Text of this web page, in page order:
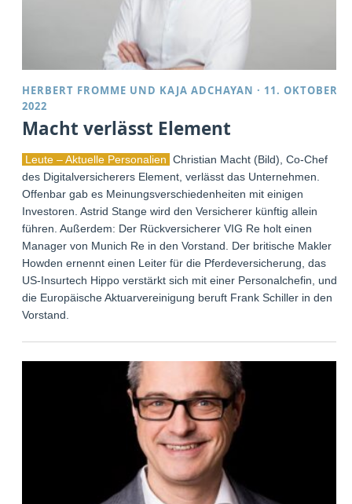
HERBERT FROMME UND KAJA ADCHAYAN · 11. OKTOBER
2022
Macht verlässt Element
Leute – Aktuelle Personalien Christian Macht (Bild), Co-Chef
des Digitalversicherers Element, verlässt das Unternehmen.
Offenbar gab es Meinungsverschiedenheiten mit einigen
Investoren. Astrid Stange wird den Versicherer künftig allein
führen. Außerdem: Der Rückversicherer VIG Re holt einen
Manager von Munich Re in den Vorstand. Der britische Makler
Howden ernennt einen Leiter für die Pferdeversicherung, das
US-Insurtech Hippo verstärkt sich mit einer Personalchefin, und
die Europäische Aktuarvereinigung beruft Frank Schiller in den
Vorstand.